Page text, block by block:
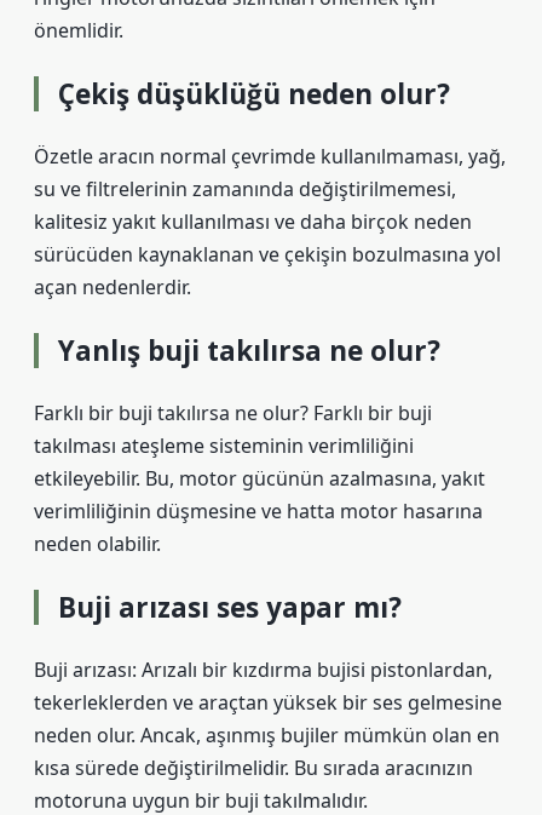
önemlidir.
Çekiş düşüklüğü neden olur?
Özetle aracın normal çevrimde kullanılmaması, yağ,
su ve filtrelerinin zamanında değiştirilmemesi,
kalitesiz yakıt kullanılması ve daha birçok neden
sürücüden kaynaklanan ve çekişin bozulmasına yol
açan nedenlerdir.
Yanlış buji takılırsa ne olur?
Farklı bir buji takılırsa ne olur? Farklı bir buji
takılması ateşleme sisteminin verimliliğini
etkileyebilir. Bu, motor gücünün azalmasına, yakıt
verimliliğinin düşmesine ve hatta motor hasarına
neden olabilir.
Buji arızası ses yapar mı?
Buji arızası: Arızalı bir kızdırma bujisi pistonlardan,
tekerleklerden ve araçtan yüksek bir ses gelmesine
neden olur. Ancak, aşınmış bujiler mümkün olan en
kısa sürede değiştirilmelidir. Bu sırada aracınızın
motoruna uygun bir buji takılmalıdır.